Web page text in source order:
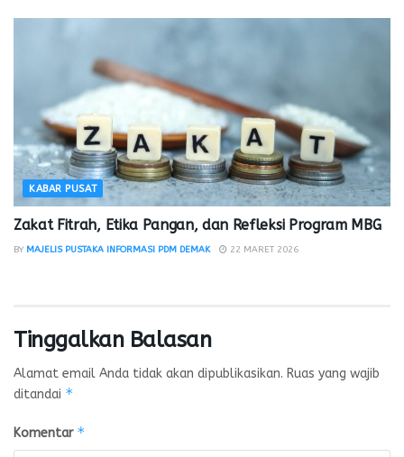
KABAR PUSAT
Zakat Fitrah, Etika Pangan, dan Refleksi Program MBG
BY MAJELIS PUSTAKA INFORMASI PDM DEMAK 22 MARET 2026
Tinggalkan Balasan
Alamat email Anda tidak akan dipublikasikan. Ruas yang wajib
ditandai *
Komentar *